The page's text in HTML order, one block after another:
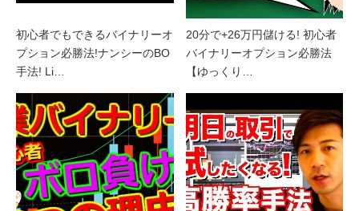
初心者でもできるバイナリーオ
プション必勝法!ナンシーのBO
手法! Li…
20分で+26万円儲ける! 初心者
バイナリーオプション必勝法
【ゆっくり…